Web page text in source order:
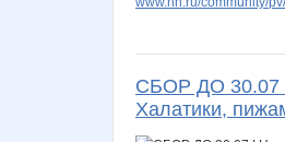
СБОР ДО 30.07
Халатики,